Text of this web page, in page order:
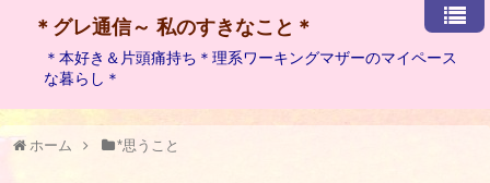
＊グレ通信～ 私のすきなこと＊
＊本好き＆片頭痛持ち＊理系ワーキングマザーのマイペース
な暮らし＊
ホーム *思うこと